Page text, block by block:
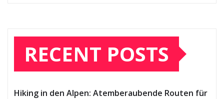
RECENT POSTS
Hiking in den Alpen: Atemberaubende Routen für